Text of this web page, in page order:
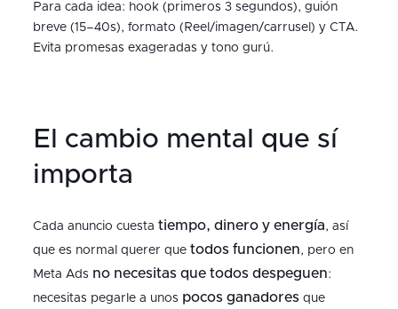
Para cada idea: hook (primeros 3 segundos), guión
breve (15–40s), formato (Reel/imagen/carrusel) y CTA.
Evita promesas exageradas y tono gurú.
El cambio mental que sí
importa
Cada anuncio cuesta tiempo, dinero y energía, así
que es normal querer que todos funcionen, pero en
Meta Ads no necesitas que todos despeguen:
necesitas pegarle a unos pocos ganadores que